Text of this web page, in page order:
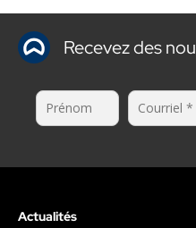
Recevez des
Actualités